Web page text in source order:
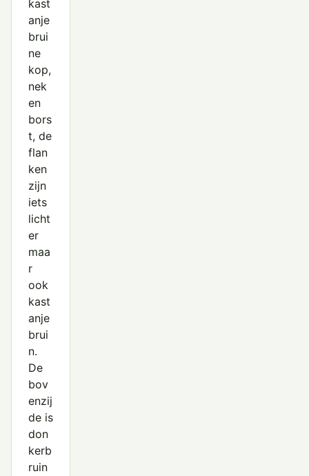
kast
anje
brui
ne
kop,
nek
en
bors
t, de
flan
ken
zijn
iets
licht
er
maa
r
ook
kast
anje
brui
n.
De
bov
enzij
de is
don
kerb
ruin